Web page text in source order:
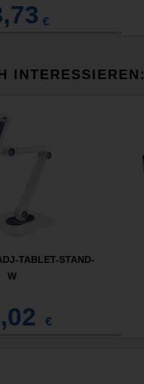
€
INTERESSIEREN:
TABLET-STAND-
W
€